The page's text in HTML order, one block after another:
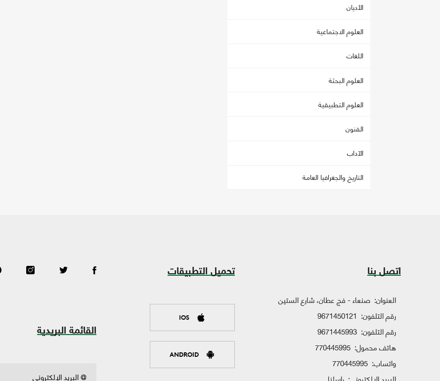
الأديان
العلوم الاجتماعية
اللغات
العلوم البحثة
العلوم التطبيقية
الفنون
الآداب
التاريخ والجغرافيا العامة
اتصل بنا
العنوان: صنعاء - فج عطان، شارع الستين
رقم التلفون: 9671450121
رقم التلفون: 9671445993
هاتف محمول: 770445995
واتساب: 770445995
تحميل التطبيقات
IOS
ANDROID
القائمة البريدية